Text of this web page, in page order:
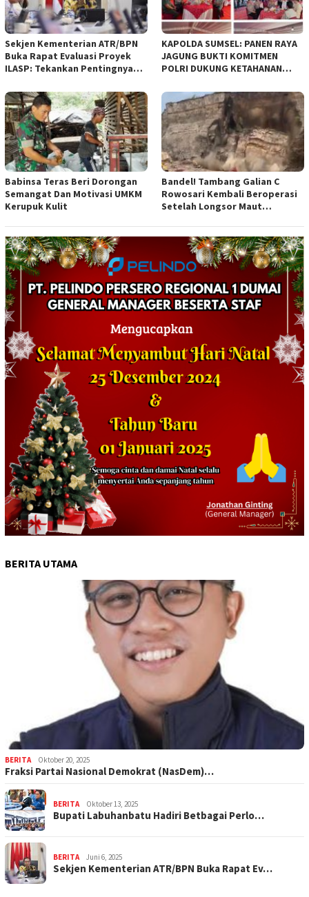
Sekjen Kementerian ATR/BPN
Buka Rapat Evaluasi Proyek
ILASP: Tekankan Pentingnya
Anggaran
KAPOLDA SUMSEL: PANEN RAYA
JAGUNG BUKTI KOMITMEN
POLRI DUKUNG KETAHANAN
Babinsa Teras Beri Dorongan
Semangat Dan Motivasi UMKM
Kerupuk Kulit
Bandel! Tambang Galian C
Rowosari Kembali Beroperasi
Setelah Longsor Maut
BERITA UTAMA
BERITA Oktober 20, 2025
Fraksi Partai Nasional Demokrat (NasDem)…
BERITA Oktober 13, 2025
Bupati Labuhanbatu Hadiri Betbagai Perlo…
BERITA Juni 6, 2025
Sekjen Kementerian ATR/BPN Buka Rapat Ev…